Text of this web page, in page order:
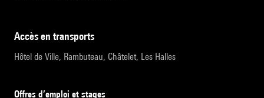
accès en transports
Hôtel de Ville, Rambuteau, Châtelet, Les Halles
Offres d’emploi et stages